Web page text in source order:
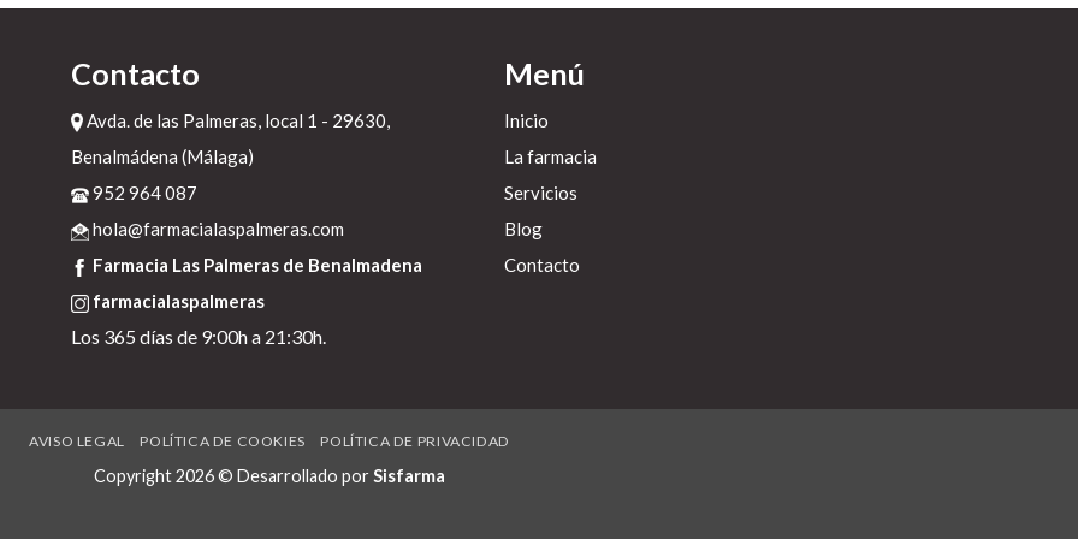
Contacto
Avda. de las Palmeras, local 1 - 29630,
Benalmádena (Málaga)
952 964 087
hola@farmacialaspalmeras.com
Farmacia Las Palmeras de Benalmadena
farmacialaspalmeras
Los 365 días de 9:00h a 21:30h.
Menú
Inicio
La farmacia
Servicios
Blog
Contacto
AVISO LEGAL POLÍTICA DE COOKIES POLÍTICA DE PRIVACIDAD
Copyright 2026 © Desarrollado por Sisfarma